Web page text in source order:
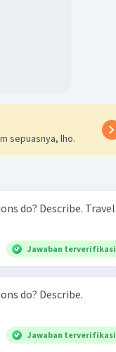
sepuasnya, lho.
Describe. Travel
Jawaban terverifikasi
do? Describe.
Jawaban terverifikasi